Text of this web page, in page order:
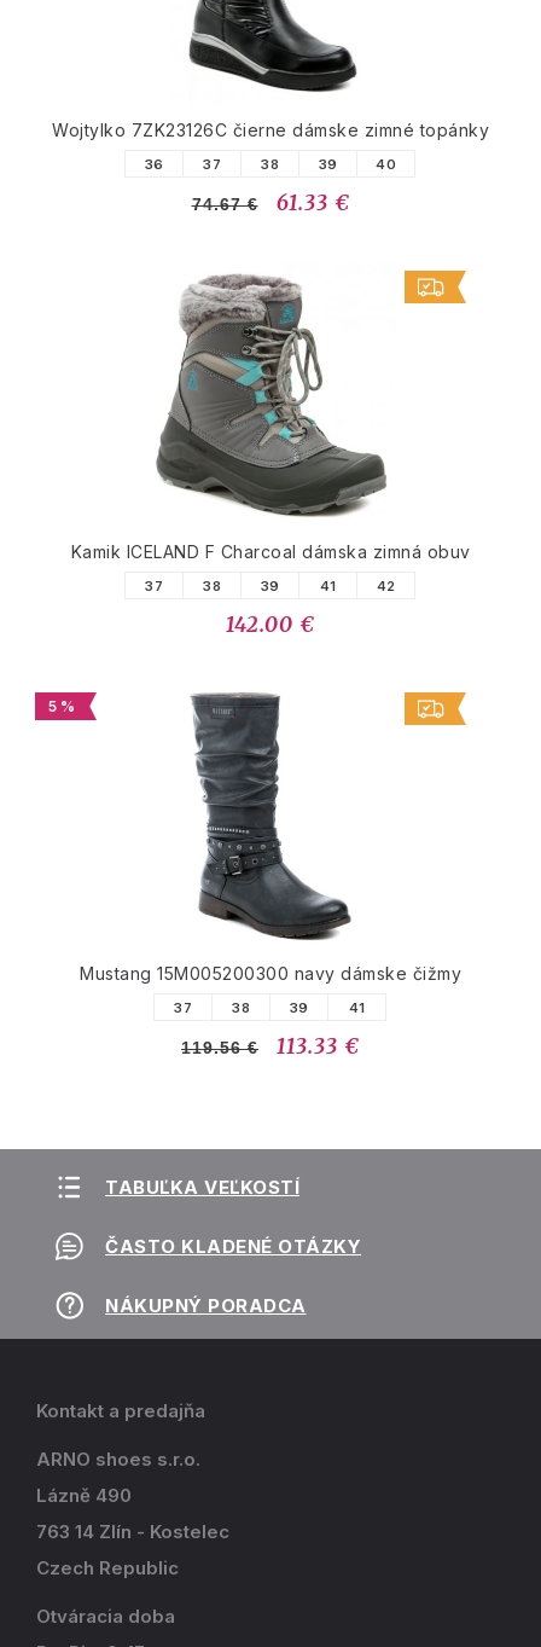
Wojtylko 7ZK23126C čierne dámske zimné topánky
36 37 38 39 40
74.67 € 61.33 €
Kamik ICELAND F Charcoal dámska zimná obuv
37 38 39 41 42
142.00 €
5 %
Mustang 15M005200300 navy dámske čižmy
37 38 39 41
119.56 € 113.33 €
TABUĽKA VEĽKOSTÍ
ČASTO KLADENÉ OTÁZKY
NÁKUPNÝ PORADCA
Kontakt a predajňa
ARNO shoes s.r.o.
Lázně 490
763 14 Zlín - Kostelec
Czech Republic
Otváracia doba